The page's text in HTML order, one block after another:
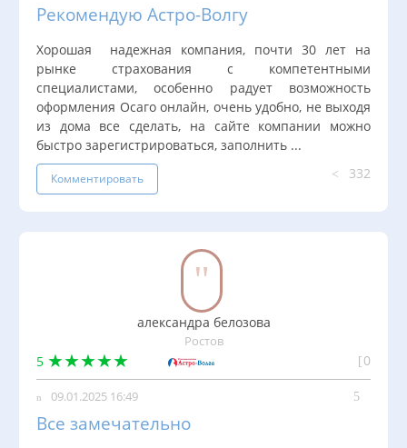
Рекомендую Астро-Волгу
Хорошая надежная компания, почти 30 лет на
рынке страхования с компетентными
специалистами, особенно радует возможность
оформления Осаго онлайн, очень удобно, не выходя
из дома все сделать, на сайте компании можно
быстро зарегистрироваться, заполнить ...
Комментировать 332
александра белозова
Ростов
5 0
09.01.2025 16:49
Все замечательно